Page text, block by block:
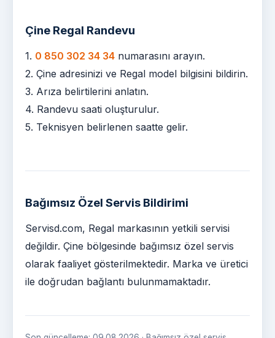
Çine Regal Randevu
1. 0 850 302 34 34 numarasını arayın.
2. Çine adresinizi ve Regal model bilgisini bildirin.
3. Arıza belirtilerini anlatın.
4. Randevu saati oluşturulur.
5. Teknisyen belirlenen saatte gelir.
Bağımsız Özel Servis Bildirimi
Servisd.com, Regal markasının yetkili servisi
değildir. Çine bölgesinde bağımsız özel servis
olarak faaliyet gösterilmektedir. Marka ve üretici
ile doğrudan bağlantı bulunmamaktadır.